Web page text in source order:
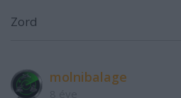
Zord
molnibalage